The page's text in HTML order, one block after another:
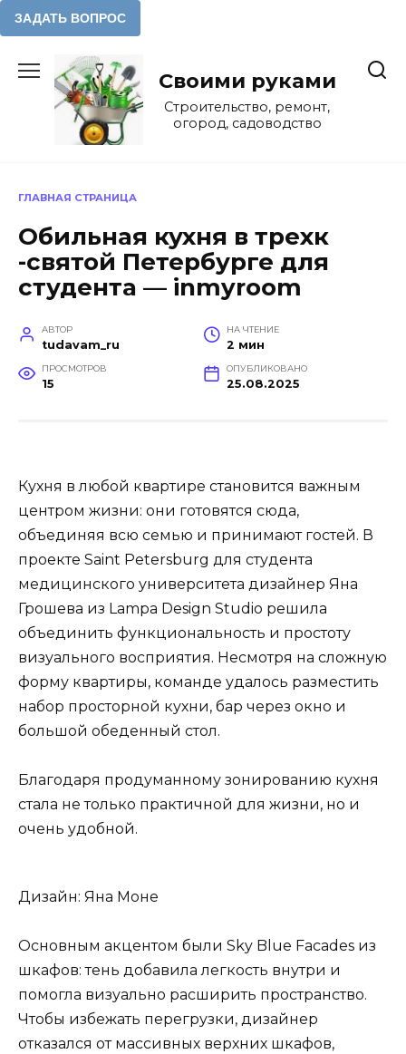
содержанию
Своими руками
Строительство, ремонт,
огород, садоводство
ГЛАВНАЯ СТРАНИЦА
Обильная кухня в трехк
-святой Петербурге для
студента — inmyroom
АВТОР
tudavam_ru
НА ЧТЕНИЕ
2 мин
ПРОСМОТРОВ
15
ОПУБЛИКОВАНО
25.08.2025
Кухня в любой квартире становится важным
центром жизни: они готовятся сюда,
объединяя всю семью и принимают гостей. В
проекте Saint Petersburg для студента
медицинского университета дизайнер Яна
Грошева из Lampa Design Studio решила
объединить функциональность и простоту
визуального восприятия. Несмотря на сложную
форму квартиры, команде удалось разместить
набор просторной кухни, бар через окно и
большой обеденный стол.
Благодаря продуманному зонированию кухня
стала не только практичной для жизни, но и
очень удобной.
Дизайн: Яна Моне
Основным акцентом были Sky Blue Facades из
шкафов: тень добавила легкость внутри и
помогла визуально расширить пространство.
Чтобы избежать перегрузки, дизайнер
отказался от массивных верхних шкафов,